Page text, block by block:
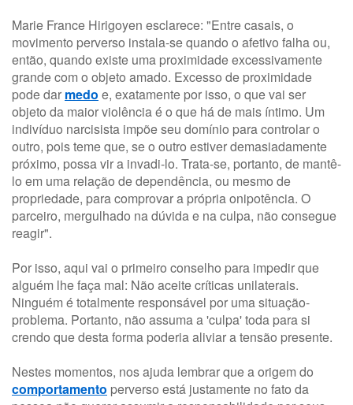
Marie France Hirigoyen esclarece: "Entre casais, o
movimento perverso instala-se quando o afetivo falha ou,
então, quando existe uma proximidade excessivamente
grande com o objeto amado. Excesso de proximidade
pode dar medo e, exatamente por isso, o que vai ser
objeto da maior violência é o que há de mais íntimo. Um
indivíduo narcisista impõe seu domínio para controlar o
outro, pois teme que, se o outro estiver demasiadamente
próximo, possa vir a invadi-lo. Trata-se, portanto, de mantê-
lo em uma relação de dependência, ou mesmo de
propriedade, para comprovar a própria onipotência. O
parceiro, mergulhado na dúvida e na culpa, não consegue
reagir".
Por isso, aqui vai o primeiro conselho para impedir que
alguém lhe faça mal: Não aceite críticas unilaterais.
Ninguém é totalmente responsável por uma situação-
problema. Portanto, não assuma a 'culpa' toda para si
crendo que desta forma poderia aliviar a tensão presente.
Nestes momentos, nos ajuda lembrar que a origem do
comportamento perverso está justamente no fato da